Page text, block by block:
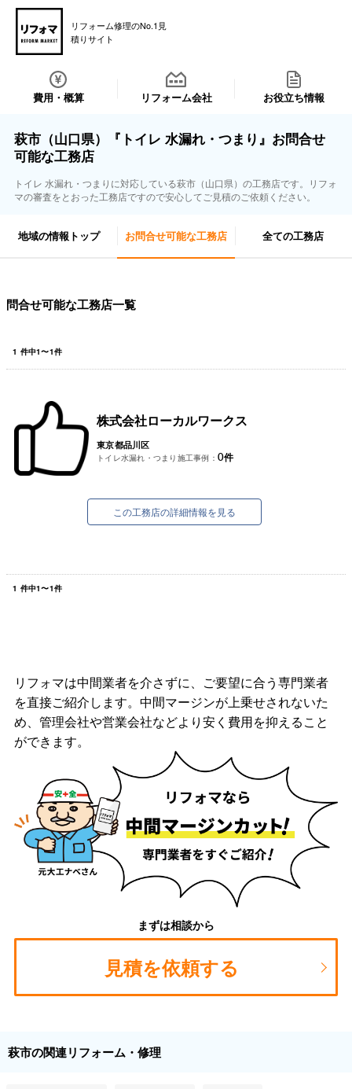
リフォーム修理のNo.1見
積りサイト
費用・概算 リフォーム会社 お役立ち情報
萩市（山口県）『トイレ 水漏れ・つまり』お問合せ
可能な工務店
トイレ 水漏れ・つまりに対応している萩市（山口県）の工務店です。リフォ
マの審査をとおった工務店ですので安心してご見積のご依頼ください。
地域の情報トップ お問合せ可能な工務店 全ての工務店
問合せ可能な工務店一覧
1 件中1〜1件
株式会社ローカルワークス
東京都品川区
トイレ水漏れ・つまり施工事例： 0件
この工務店の詳細情報を見る
1 件中1〜1件
リフォマは中間業者を介さずに、ご要望に合う専門業者
を直接ご紹介します。中間マージンが上乗せされないた
め、管理会社や営業会社などより安く費用を抑えること
ができます。
まずは相談から
見積を依頼する
萩市の関連リフォーム・修理